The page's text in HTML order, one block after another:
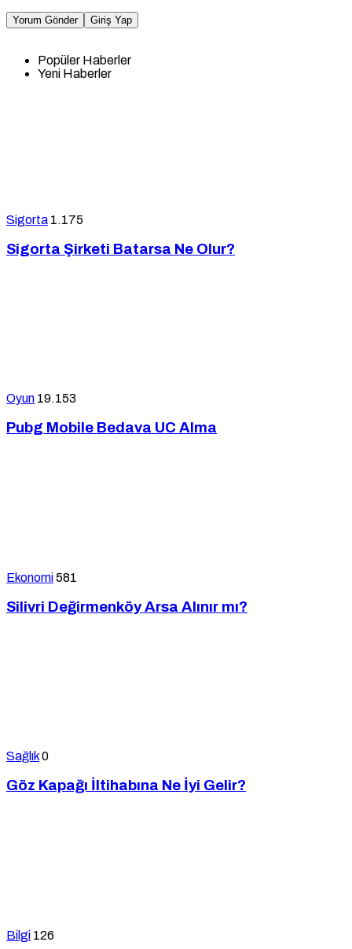
Yorum Gönder Giriş Yap
Popüler Haberler
Yeni Haberler
Sigorta 1.175
Sigorta Şirketi Batarsa Ne Olur?
Oyun 19.153
Pubg Mobile Bedava UC Alma
Ekonomi581
Silivri Değirmenköy Arsa Alınır mı?
Sağlık0
Göz Kapağı İltihabına Ne İyi Gelir?
Bilgi 126